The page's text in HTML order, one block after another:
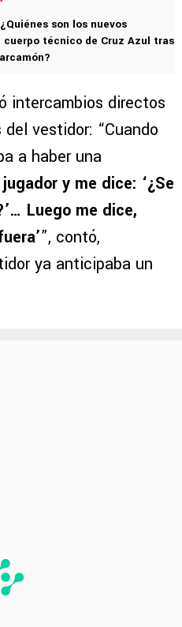
son los nuevos
cuerpo técnico de Cruz Azul tras
intercambios directos
vestidor: “Cuando
a haber una
y me dice: ‘¿Se
Luego me dice,
”, contó,
ya anticipaba un